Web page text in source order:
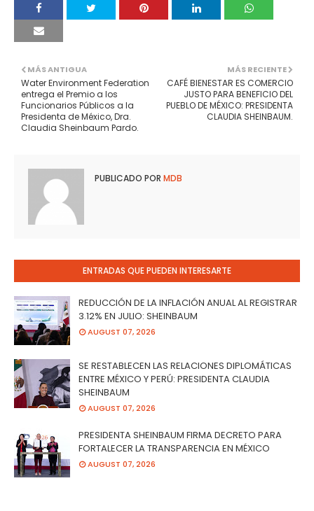
MÁS RECIENTE
CAFÉ BIENESTAR ES COMERCIO
JUSTO PARA BENEFICIO DEL
PUEBLO DE MÉXICO: PRESIDENTA
CLAUDIA SHEINBAUM.
MÁS ANTIGUA
Water Environment Federation
entrega el Premio a los
Funcionarios Públicos a la
Presidenta de México, Dra.
Claudia Sheinbaum Pardo.
PUBLICADO POR MDB
ENTRADAS QUE PUEDEN INTERESARTE
REDUCCIÓN DE LA INFLACIÓN ANUAL AL REGISTRAR
3.12% EN JULIO: SHEINBAUM
AUGUST 07, 2026
SE RESTABLECEN LAS RELACIONES DIPLOMÁTICAS
ENTRE MÉXICO Y PERÚ: PRESIDENTA CLAUDIA
SHEINBAUM
AUGUST 07, 2026
PRESIDENTA SHEINBAUM FIRMA DECRETO PARA
FORTALECER LA TRANSPARENCIA EN MÉXICO
AUGUST 07, 2026